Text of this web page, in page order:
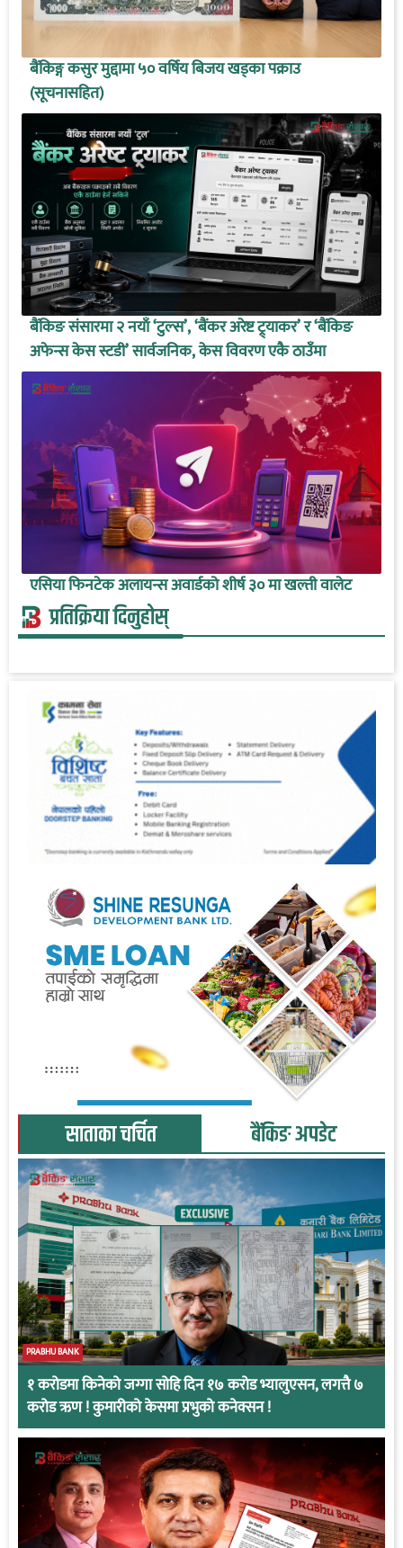
बैंकिङ्ग कसुर मुद्दामा ५० वर्षिय बिजय खड्का पक्राउ
(सूचनासहित)
बैंकिङ संसारमा २ नयाँ ‘टुल्स’, ‘बैंकर अरेष्ट ट्र्याकर’ र ‘बैंकिङ
अफेन्स केस स्टडी’ सार्वजनिक, केस विवरण एकै ठाउँमा
एसिया फिनटेक अलायन्स अवार्डको शीर्ष ३० मा खल्ती वालेट
प्रतिक्रिया दिनुहोस्
साताका चर्चित बैंकिङ अपडेट
PRABHU BANK
१ करोडमा किनेको जग्गा सोहि दिन १७ करोड भ्यालुएसन, लगत्तै ७
करोड ऋण ! कुमारीको केसमा प्रभुको कनेक्सन !